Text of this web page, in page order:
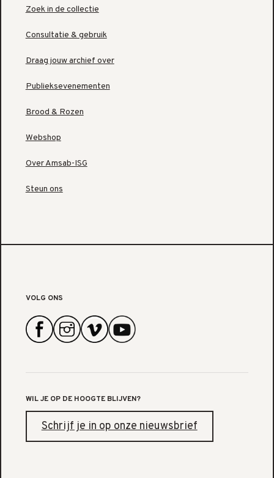
Zoek in de collectie
Consultatie & gebruik
Draag jouw archief over
Publieksevenementen
Brood & Rozen
Webshop
Over Amsab-ISG
Steun ons
VOLG ONS
WIL JE OP DE HOOGTE BLIJVEN?
Schrijf je in op onze nieuwsbrief